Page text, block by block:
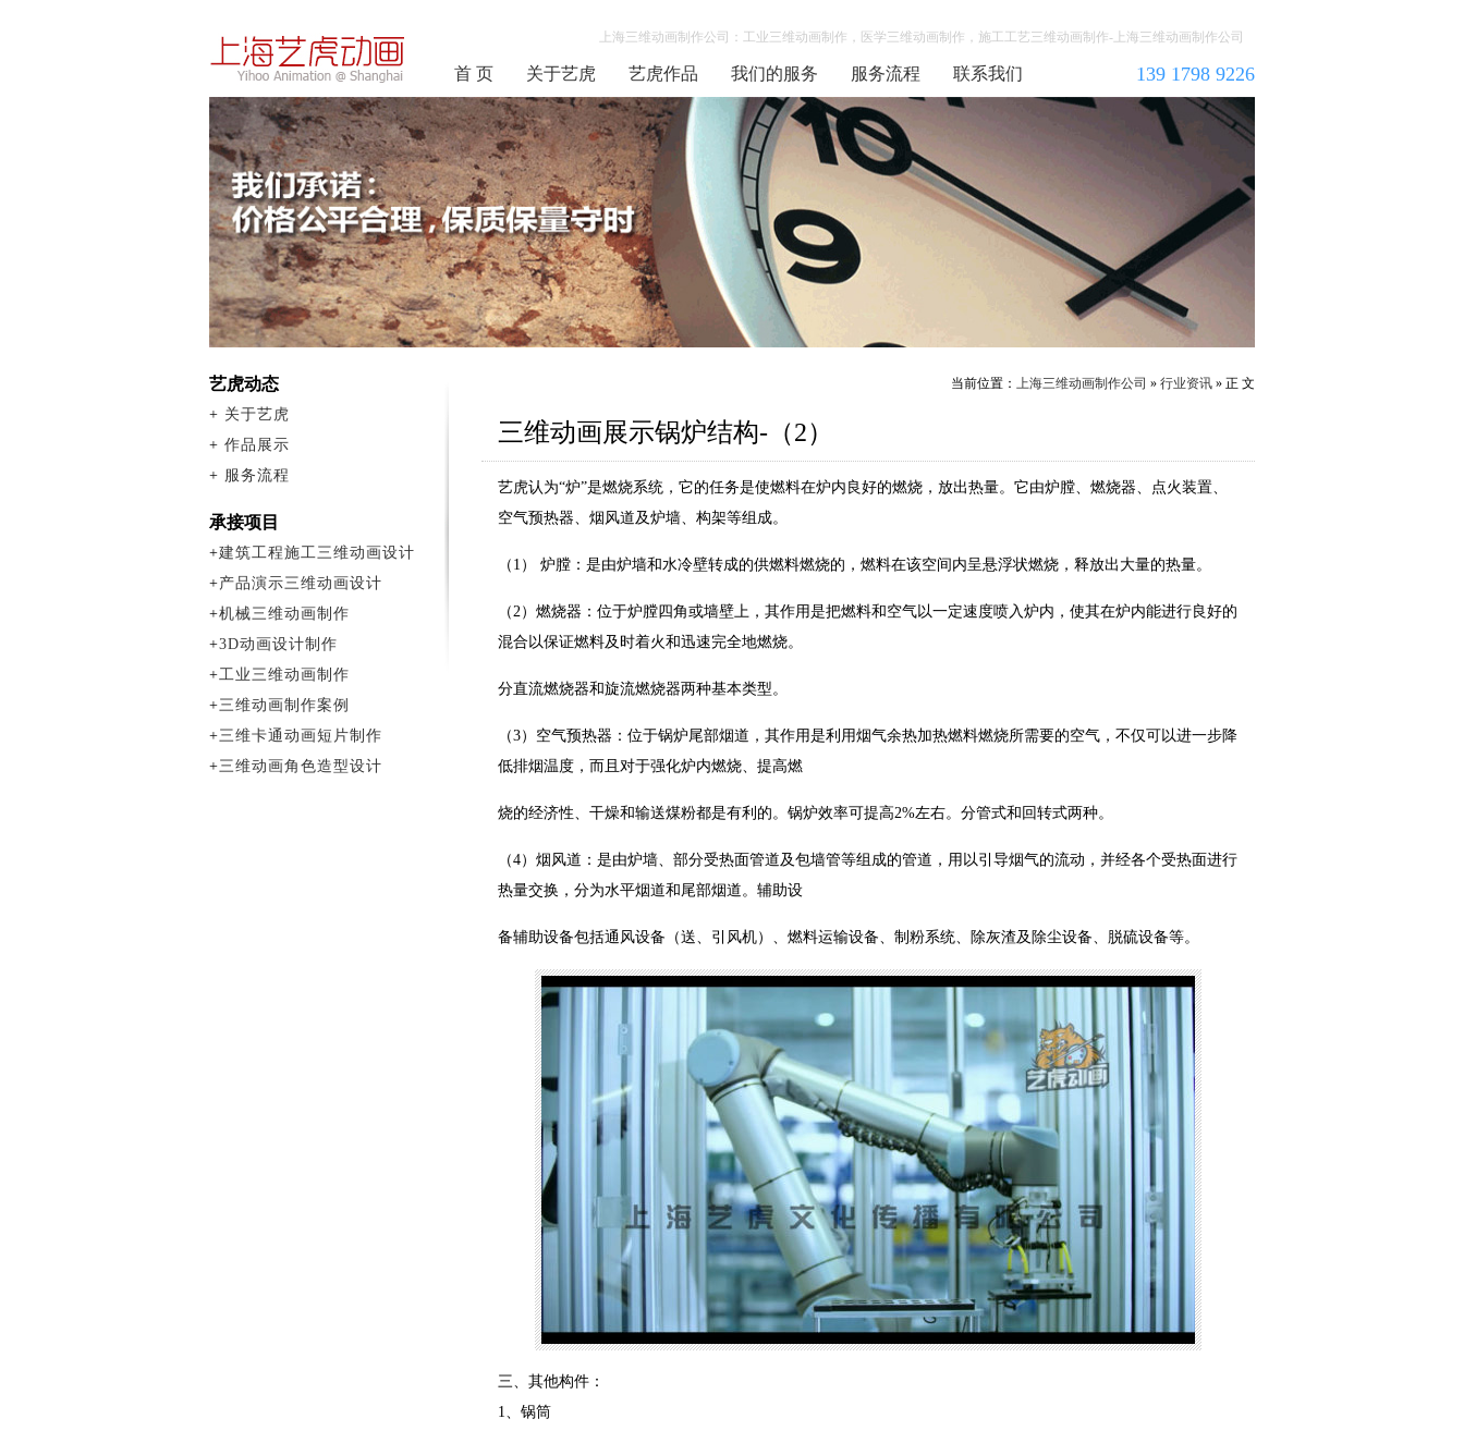
上海三维动画制作公司：工业三维动画制作，医学三维动画制作，施工工艺三维动画制作-上海三维动画制作公司
首 页 关于艺虎 艺虎作品 我们的服务 服务流程 联系我们 139 1798 9226
当前位置： 上海三维动画制作公司 » 行业资讯 » 正 文
三维动画展示锅炉结构-（2）
艺虎认为“炉”是燃烧系统，它的任务是使燃料在炉内良好的燃烧，放出热量。它由炉膛、燃烧器、点火装置、
空气预热器、烟风道及炉墙、构架等组成。
（1） 炉膛：是由炉墙和水冷壁转成的供燃料燃烧的，燃料在该空间内呈悬浮状燃烧，释放出大量的热量。
（2）燃烧器：位于炉膛四角或墙壁上，其作用是把燃料和空气以一定速度喷入炉内，使其在炉内能进行良好的
混合以保证燃料及时着火和迅速完全地燃烧。
分直流燃烧器和旋流燃烧器两种基本类型。
（3）空气预热器：位于锅炉尾部烟道，其作用是利用烟气余热加热燃料燃烧所需要的空气，不仅可以进一步降
低排烟温度，而且对于强化炉内燃烧、提高燃
烧的经济性、干燥和输送煤粉都是有利的。锅炉效率可提高2%左右。分管式和回转式两种。
（4）烟风道：是由炉墙、部分受热面管道及包墙管等组成的管道，用以引导烟气的流动，并经各个受热面进行
热量交换，分为水平烟道和尾部烟道。辅助设
备辅助设备包括通风设备（送、引风机）、燃料运输设备、制粉系统、除灰渣及除尘设备、脱硫设备等。
三、其他构件：
1、锅筒
艺虎动态
+ 关于艺虎
+ 作品展示
+ 服务流程
承接项目
+建筑工程施工三维动画设计
+产品演示三维动画设计
+机械三维动画制作
+3D动画设计制作
+工业三维动画制作
+三维动画制作案例
+三维卡通动画短片制作
+三维动画角色造型设计